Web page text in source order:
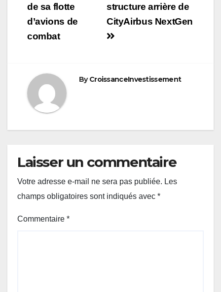
structure arrière de
CityAirbus NextGen
de sa flotte
d’avions de
combat
ByCroissanceInvestissement
Laisser un commentaire
Votre adresse e-mail ne sera pas publiée. Les
champs obligatoires sont indiqués avec *
Commentaire *